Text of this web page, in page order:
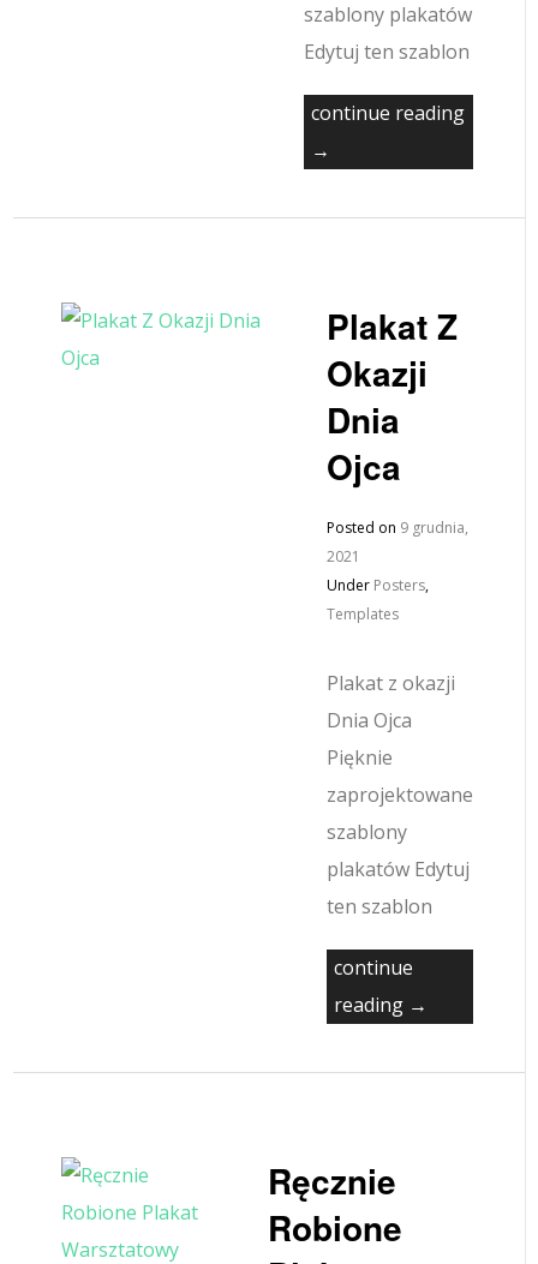
szablony plakatów
Edytuj ten szablon
continue reading
→
Plakat Z
Okazji
Dnia
Ojca
Posted on 9 grudnia,
2021
Under Posters,
Templates
Plakat z okazji
Dnia Ojca
Pięknie
zaprojektowane
szablony
plakatów Edytuj
ten szablon
continue
reading →
Ręcznie
Robione